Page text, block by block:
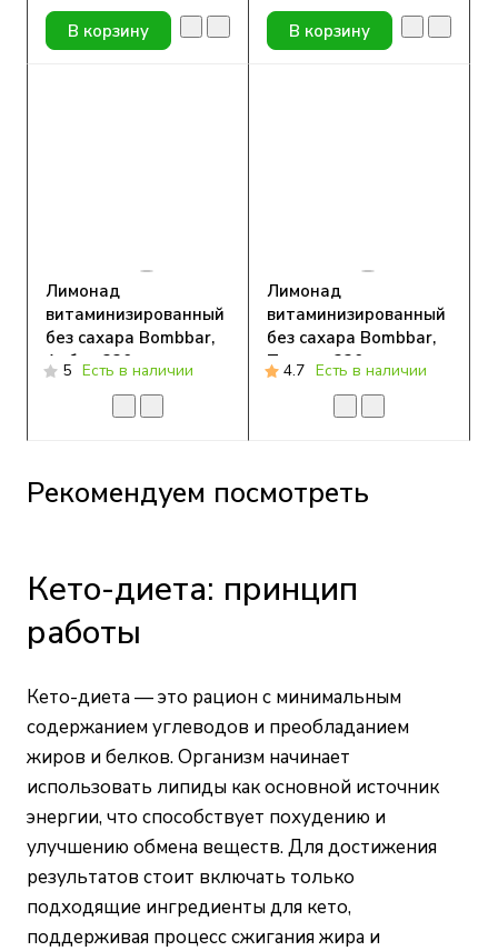
В корзину В корзину
Лимонад
витаминизированный
без сахара Bombbar,
Арбуз, 330 мл
5 Есть в наличии
Лимонад
витаминизированный
без сахара Bombbar,
Тархун, 330 мл
4.7 Есть в наличии
Рекомендуем посмотреть
Кето-диета: принцип
работы
Кето-диета — это рацион с минимальным
содержанием углеводов и преобладанием
жиров и белков. Организм начинает
использовать липиды как основной источник
энергии, что способствует похудению и
улучшению обмена веществ. Для достижения
результатов стоит включать только
подходящие ингредиенты для кето,
поддерживая процесс сжигания жира и